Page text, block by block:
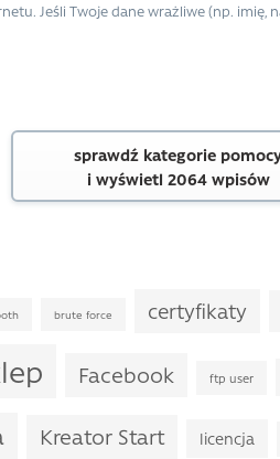
Jeśli Twoje dane wrażliwe (np. imię,
sprawdź kategorie
i wyświetl 2064 wpisów
brute force certyfikaty
Facebook ftp user
Kreator Start licencja